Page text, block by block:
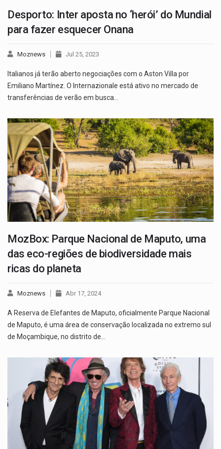
Desporto: Inter aposta no ‘herói’ do Mundial
para fazer esquecer Onana
Moznews Jul 25, 2023
Italianos já terão aberto negociações com o Aston Villa por
Emiliano Martínez. O Internazionale está ativo no mercado de
transferências de verão em busca…
MozBox: Parque Nacional de Maputo, uma
das eco-regiões de biodiversidade mais
ricas do planeta
Moznews Abr 17, 2024
A Reserva de Elefantes de Maputo, oficialmente Parque Nacional
de Maputo, é uma área de conservação localizada no extremo sul
de Moçambique, no distrito de…